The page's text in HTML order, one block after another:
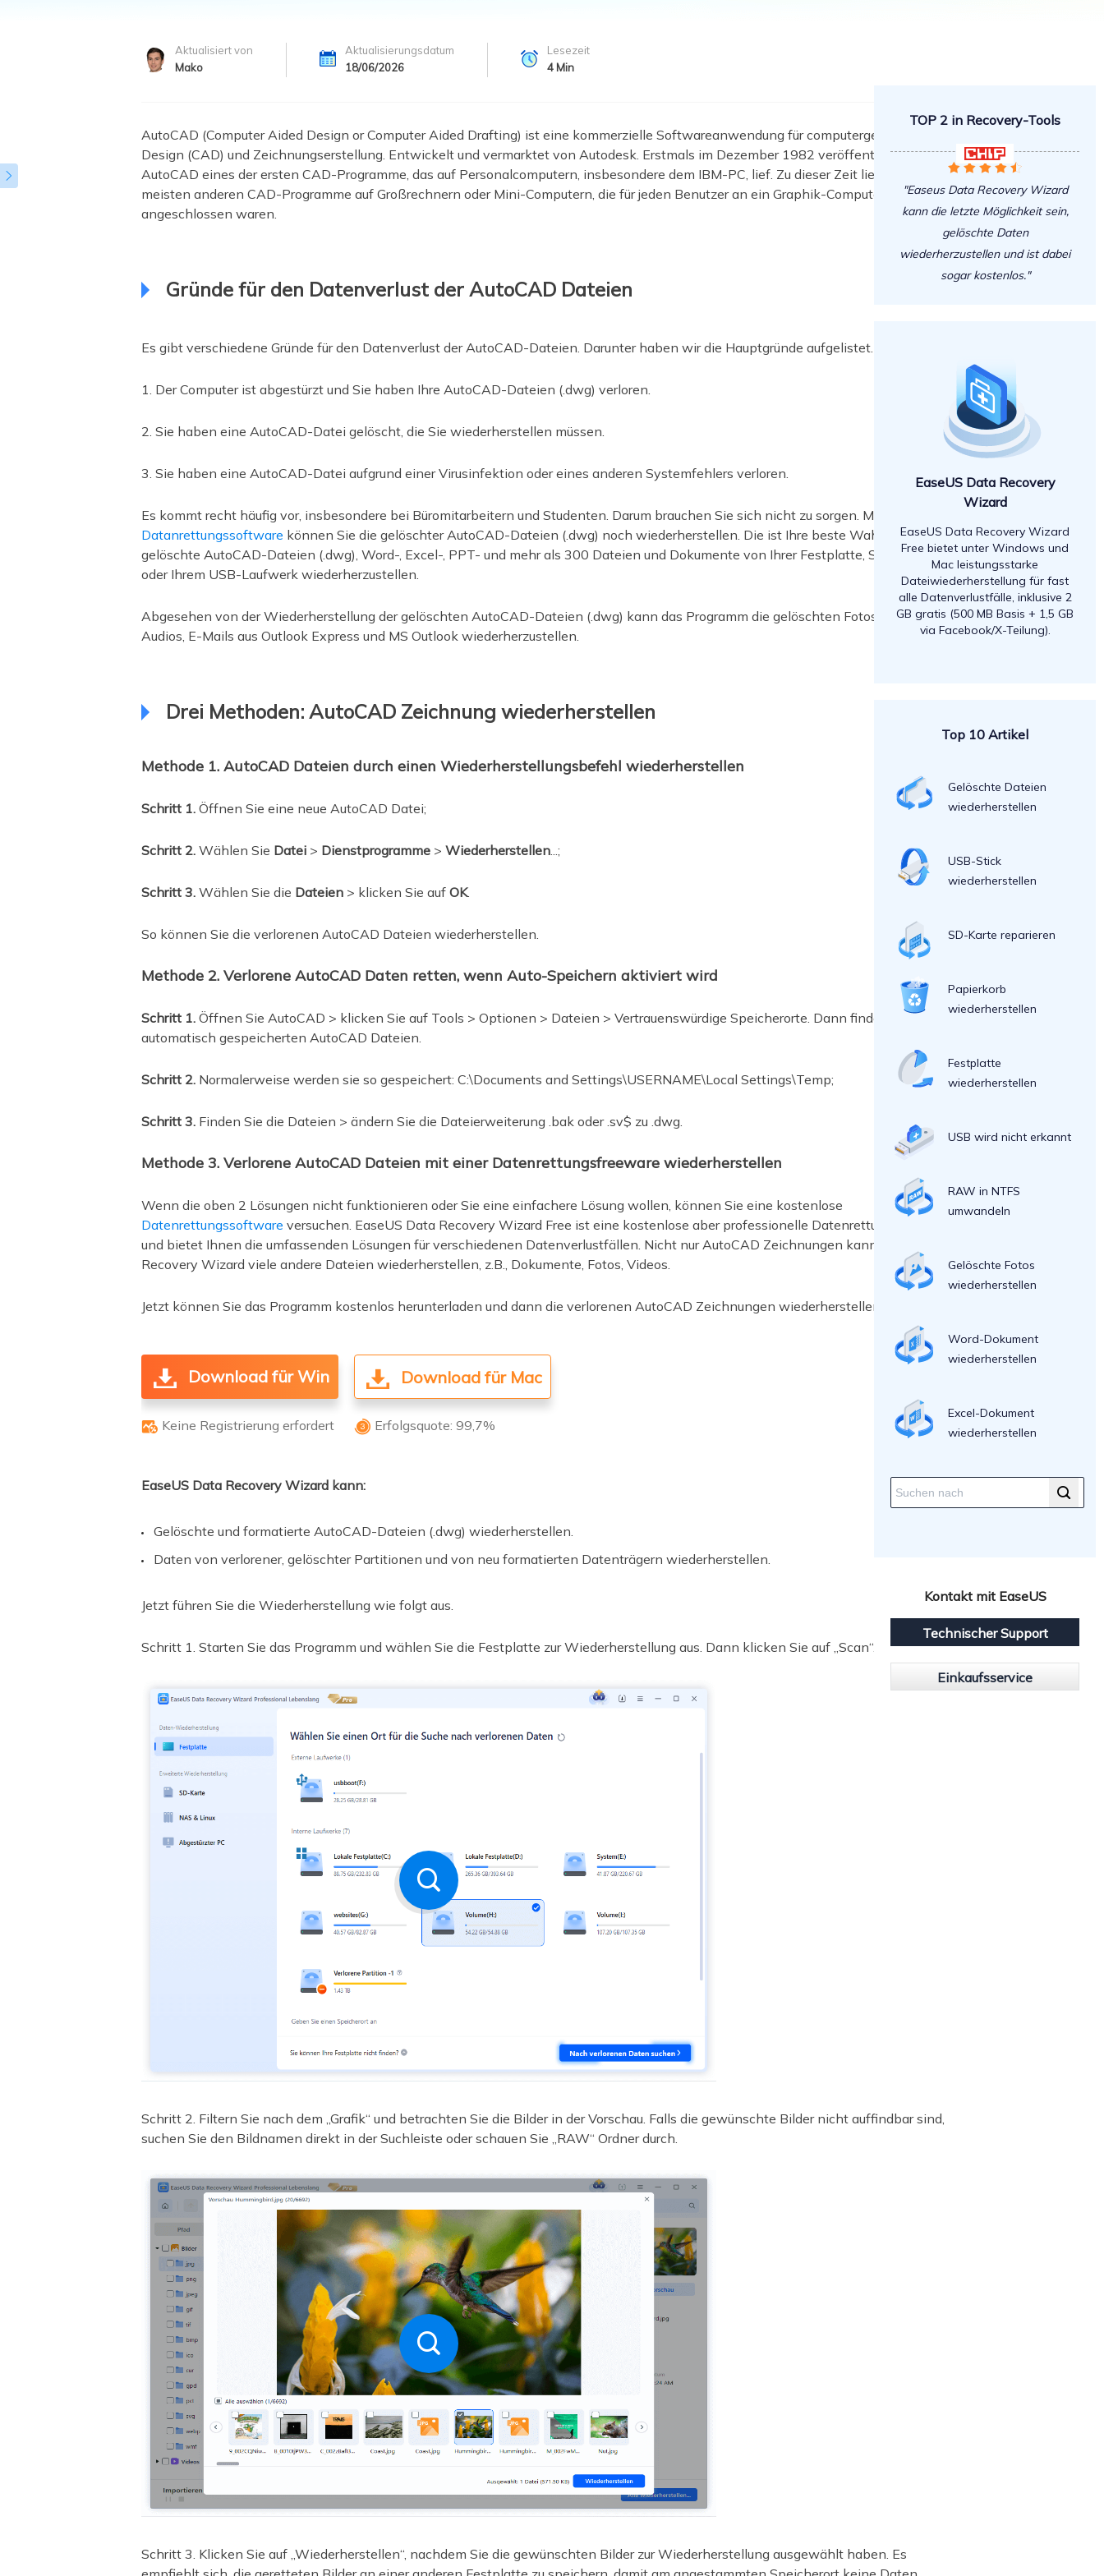
Professionelle Datenrettungsdienste
Email Recovery
Outlook E-Mail wiederherstellen
EaseUS Todo Backup White Label Service
Audio Tools
EaseUS VoiceWave
Stimme in Echtzeit ändern
Ringtone Editor
Klingeltöne für iPhone erstellen
Vocal Remover (Online)
Gesang kostenlos online entfernen

Aktualisiert von
Mako
Aktualisierungsdatum
18/06/2026
Lesezeit
4 Min
AutoCAD (Computer Aided Design or Computer Aided Drafting) ist eine kommerzielle Softwareanwendung für computergestütztes
Design (CAD) und Zeichnungserstellung. Entwickelt und vermarktet von Autodesk. Erstmals im Dezember 1982 veröffentlicht, war
AutoCAD eines der ersten CAD-Programme, das auf Personalcomputern, insbesondere dem IBM-PC, lief. Zu dieser Zeit liefen die
meisten anderen CAD-Programme auf Großrechnern oder Mini-Computern, die für jeden Benutzer an ein Graphik-Computerterminal
angeschlossen waren.
Gründe für den Datenverlust der AutoCAD Dateien
Es gibt verschiedene Gründe für den Datenverlust der AutoCAD-Dateien. Darunter haben wir die Hauptgründe aufgelistet.
1. Der Computer ist abgestürzt und Sie haben Ihre AutoCAD-Dateien (.dwg) verloren.
2. Sie haben eine AutoCAD-Datei gelöscht, die Sie wiederherstellen müssen.
3. Sie haben eine AutoCAD-Datei aufgrund einer Virusinfektion oder eines anderen Systemfehlers verloren.
Es kommt recht häufig vor, insbesondere bei Büromitarbeitern und Studenten. Darum brauchen Sie sich nicht zu sorgen. Mit der
Datanrettungssoftware können Sie die gelöschter AutoCAD-Dateien (.dwg) noch wiederherstellen. Die ist Ihre beste Wahl, um
gelöschte AutoCAD-Dateien (.dwg), Word-, Excel-, PPT- und mehr als 300 Dateien und Dokumente von Ihrer Festplatte, Speicherkarte
oder Ihrem USB-Laufwerk wiederherzustellen.
Abgesehen von der Wiederherstellung der gelöschten AutoCAD-Dateien (.dwg) kann das Programm die gelöschten Fotos, Videos,
Audios, E-Mails aus Outlook Express und MS Outlook wiederherzustellen.
Drei Methoden: AutoCAD Zeichnung wiederherstellen
Methode 1. AutoCAD Dateien durch einen Wiederherstellungsbefehl wiederherstellen
Schritt 1. Öffnen Sie eine neue AutoCAD Datei;
Schritt 2. Wählen Sie Datei > Dienstprogramme > Wiederherstellen...;
Schritt 3. Wählen Sie die Dateien > klicken Sie auf OK.
So können Sie die verlorenen AutoCAD Dateien wiederherstellen.
Methode 2. Verlorene AutoCAD Daten retten, wenn Auto-Speichern aktiviert wird
Schritt 1. Öffnen Sie AutoCAD > klicken Sie auf Tools > Optionen > Dateien > Vertrauenswürdige Speicherorte. Dann finden Sie die
automatisch gespeicherten AutoCAD Dateien.
Schritt 2. Normalerweise werden sie so gespeichert: C:\Documents and Settings\USERNAME\Local Settings\Temp;
Schritt 3. Finden Sie die Dateien > ändern Sie die Dateierweiterung .bak oder .sv$ zu .dwg.
Methode 3. Verlorene AutoCAD Dateien mit einer Datenrettungsfreeware wiederherstellen
Wenn die oben 2 Lösungen nicht funktionieren oder Sie eine einfachere Lösung wollen, können Sie eine kostenlose
Datenrettungssoftware versuchen. EaseUS Data Recovery Wizard Free ist eine kostenlose aber professionelle Datenrettungssoftware
und bietet Ihnen die umfassenden Lösungen für verschiedenen Datenverlustfällen. Nicht nur AutoCAD Zeichnungen kann EaseUS Data
Recovery Wizard viele andere Dateien wiederherstellen, z.B., Dokumente, Fotos, Videos.
Jetzt können Sie das Programm kostenlos herunterladen und dann die verlorenen AutoCAD Zeichnungen wiederherstellen.
Download für Win
 Keine Registrierung erfordert
Download für Mac
 Erfolgsquote: 99,7%
EaseUS Data Recovery Wizard kann:
Gelöschte und formatierte AutoCAD-Dateien (.dwg) wiederherstellen.
Daten von verlorener, gelöschter Partitionen und von neu formatierten Datenträgern wiederherstellen.
Jetzt führen Sie die Wiederherstellung wie folgt aus.
Schritt 1. Starten Sie das Programm und wählen Sie die Festplatte zur Wiederherstellung aus. Dann klicken Sie auf „Scan“.
Schritt 2. Filtern Sie nach dem „Grafik“ und betrachten Sie die Bilder in der Vorschau. Falls die gewünschte Bilder nicht auffindbar sind,
suchen Sie den Bildnamen direkt in der Suchleiste oder schauen Sie „RAW“ Ordner durch.
Schritt 3. Klicken Sie auf „Wiederherstellen“, nachdem Sie die gewünschten Bilder zur Wiederherstellung ausgewählt haben. Es
TOP 2 in Recovery-Tools

    
"Easeus Data Recovery Wizard
kann die letzte Möglichkeit sein,
gelöschte Daten
wiederherzustellen und ist dabei
sogar kostenlos."
EaseUS Data Recovery
Wizard
EaseUS Data Recovery Wizard
Free bietet unter Windows und
Mac leistungsstarke
Dateiwiederherstellung für fast
alle Datenverlustfälle, inklusive 2
GB gratis (500 MB Basis + 1,5 GB
via Facebook/X-Teilung).
Top 10 Artikel
Gelöschte Dateien
wiederherstellen
USB-Stick
wiederherstellen
SD-Karte reparieren
Papierkorb
wiederherstellen
Festplatte
wiederherstellen
USB wird nicht erkannt
RAW in NTFS
umwandeln
Gelöschte Fotos
wiederherstellen
Word-Dokument
wiederherstellen
Excel-Dokument
wiederherstellen
Kontakt mit EaseUS
Technischer Support
Einkaufsservice